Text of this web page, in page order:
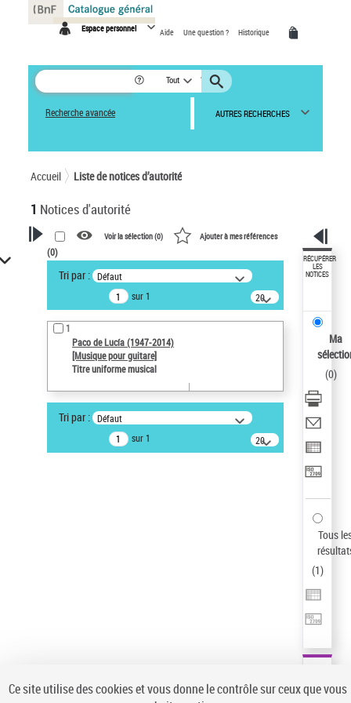
Espace personnel Aide Une question ? Historique
Tout
Recherche avancée AUTRES RECHERCHES
Accueil Liste de notices d’autorité
1 Notices d'autorité
VOTRE RECHERCHE
Recherche avancée dans les
notices d’autorité
Œuvres liées à l'auteur :
Paco de Lucía (1947-2014)
Type de notice d'autorité
Voir la sélection (0) Ajouter à mes références
(0)
Tri par : Défaut
sur 1
20
résultats/page
1
Paco de Lucía (1947-2014)
[Musique pour guitare]
Titre uniforme musical
Tri par : Défaut
sur 1
20
résultats/page
RÉCUPÉRER
LES
NOTICES
Ma
(0)
Tous
(1)
Panneau de gestion des cookies
Ce site utilise des cookies et vous donne le contrôle sur ceux que vous